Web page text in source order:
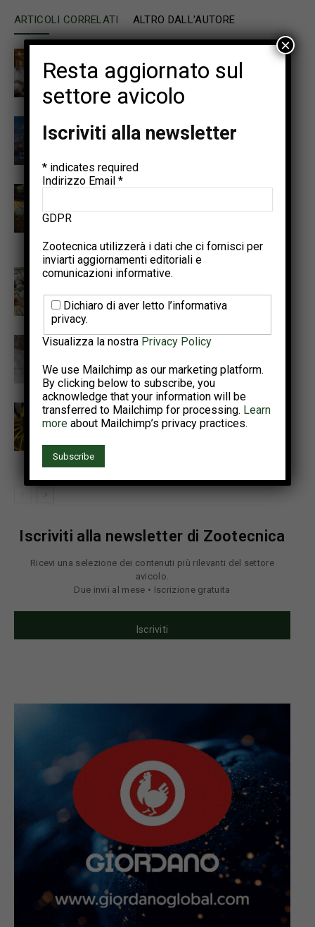
ARTICOLI CORRELATI ALTRO DALL'AUTORE
avicola per soddisfare il
fabbisogno proteico del 2050
Punti salienti dell’Annual Meeting
PSA e del World Poultry
Il progetto Interreg NWE
OMELETTE illustra un percorso
uova più lunghi e più sani
Tecnologie di precisione per
rilevare le patologie enteriche
nel pollo da carne
Additivi alternativi per aiutare i
da caldo
Peptidi antimicrobici e
biosurfattanti nel controllo delle
enteriti avicole: ruolo di
surfactina e citrocina
Iscriviti alla newsletter di Zootecnica
Ricevi una selezione dei contenuti più rilevanti del settore
avicolo.
Due invii al mese • Iscrizione gratuita
Iscriviti
Resta aggiornato sul
settore avicolo
Iscriviti alla newsletter
* indicates required
Indirizzo Email *
GDPR
Zootecnica utilizzerà i dati che ci fornisci per
inviarti aggiornamenti editoriali e
comunicazioni informative.
Dichiaro di aver letto l’informativa
privacy.
Visualizza la nostra Privacy Policy
We use Mailchimp as our marketing platform.
By clicking below to subscribe, you
acknowledge that your information will be
transferred to Mailchimp for processing. Learn
more about Mailchimp’s privacy practices.
×